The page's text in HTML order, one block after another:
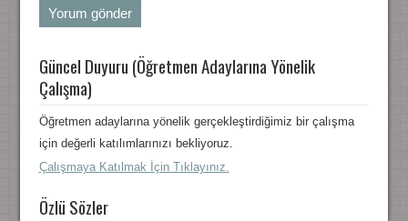
Güncel Duyuru (Öğretmen Adaylarına Yönelik
Çalışma)
Öğretmen adaylarına yönelik gerçekleştirdiğimiz bir çalışma
için değerli katılımlarınızı bekliyoruz.
Çalışmaya Katılmak İçin Tıklayınız.
Özlü Sözler